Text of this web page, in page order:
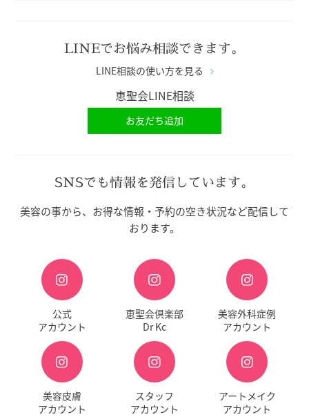
LINEでお悩み相談できます。
LINE相談の使い方を見る
恵聖会LINE相談
お友だち追加
SNSでも情報を発信しています。
美容の事から、お得な情報・予約の空き状況など配信して
おります。
公式
アカウント
恵聖会倶楽部
Dr Kc
美容外科症例
アカウント
美容皮膚
アカウント
スタッフ
アカウント
アートメイク
アカウント